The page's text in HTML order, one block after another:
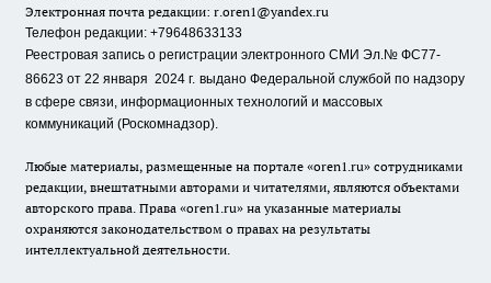
Электронная почта редакции: r.oren1@yandex.ru
Телефон редакции: +79648633133
Реестровая запись о регистрации электронного СМИ Эл.№ ФС77-
86623 от 22 января 2024 г. выдано Федеральной службой по надзору
в сфере связи, информационных технологий и массовых
коммуникаций (Роскомнадзор).
Любые материалы, размещенные на портале «oren1.ru» сотрудниками
редакции, внештатными авторами и читателями, являются объектами
авторского права. Права «oren1.ru» на указанные материалы
охраняются законодательством о правах на результаты
интеллектуальной деятельности.